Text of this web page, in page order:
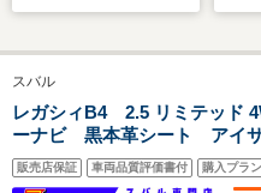
コーナーセンサー
LEDヘッド 純正16
インチアルミ ブライ
ンドスポットモニタ
ー 車線逸脱警報
スバル
レガシィB4 2.5 リミテッド
ーナビ 黒本革シート アイ
ド/バックカメラ リヤビーク
ー ステアヒーター メモリ
販売店保証 車両品質評価書付 購入プラ